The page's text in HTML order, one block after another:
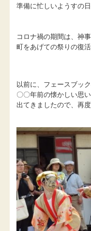
準備に忙しいようすの日
コロナ禍の期間は、神
町をあげての祭りの復
以前に、フェースブッ
〇〇年前の懐かしい思
出てきましたので、再